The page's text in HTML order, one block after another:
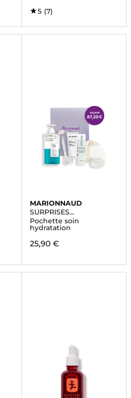
5 (7)
MARIONNAUD
SURPRISES
ENCHANTÉES
Pochette soin
hydratation
25,90 €